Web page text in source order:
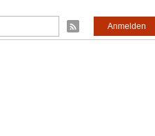
Anmelden